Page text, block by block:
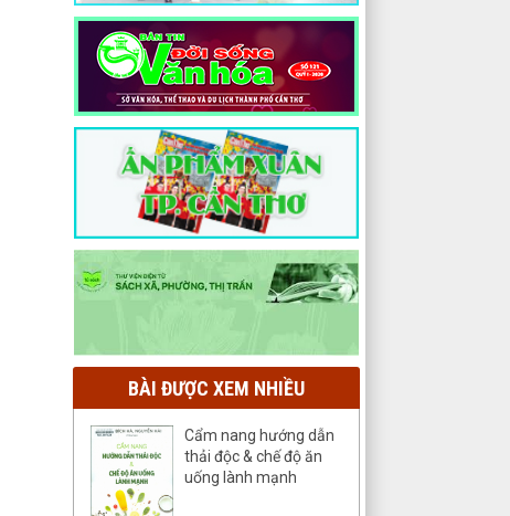
BÀI ĐƯỢC XEM NHIỀU
Cẩm nang hướng dẫn
thải độc & chế độ ăn
uống lành mạnh